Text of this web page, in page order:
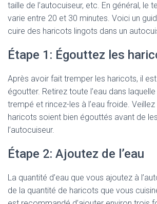
taille de l’autocuiseur, etc. En général, le
varie entre 20 et 30 minutes. Voici un
cuire des haricots lingots dans un
Étape 1: Égouttez les
Après avoir fait tremper les haricots, il
égoutter. Retirez toute l’eau dans
trempé et rincez-les à l’eau froide.
haricots soient bien égouttés avant de
l’autocuiseur.
Étape 2: Ajoutez de l’eau
La quantité d’eau que vous ajoutez à
de la quantité de haricots que vous